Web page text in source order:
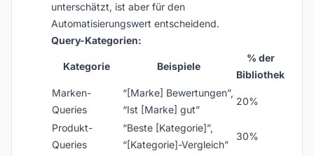
unterschätzt, ist aber für den
Automatisierungswert entscheidend.
Query-Kategorien:
Kategorie Beispiele
% der
Bibliothek
Marken-
Queries
“[Marke] Bewertungen”,
“Ist [Marke] gut”
20%
Produkt-
Queries
“Beste [Kategorie]”,
“[Kategorie]-Vergleich”
30%